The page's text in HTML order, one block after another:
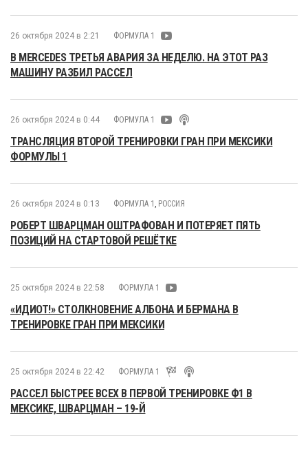
26 октября 2024 в 2:21 ФОРМУЛА 1
В MERCEDES ТРЕТЬЯ АВАРИЯ ЗА НЕДЕЛЮ. НА ЭТОТ РАЗ
МАШИНУ РАЗБИЛ РАССЕЛ
26 октября 2024 в 0:44 ФОРМУЛА 1
ТРАНСЛЯЦИЯ ВТОРОЙ ТРЕНИРОВКИ ГРАН ПРИ МЕКСИКИ
ФОРМУЛЫ 1
26 октября 2024 в 0:13 ФОРМУЛА 1 , РОССИЯ
РОБЕРТ ШВАРЦМАН ОШТРАФОВАН И ПОТЕРЯЕТ ПЯТЬ
ПОЗИЦИЙ НА СТАРТОВОЙ РЕШЁТКЕ
25 октября 2024 в 22:58 ФОРМУЛА 1
«ИДИОТ!» СТОЛКНОВЕНИЕ АЛБОНА И БЕРМАНА В
ТРЕНИРОВКЕ ГРАН ПРИ МЕКСИКИ
25 октября 2024 в 22:42 ФОРМУЛА 1
РАССЕЛ БЫСТРЕЕ ВСЕХ В ПЕРВОЙ ТРЕНИРОВКЕ Ф1 В
МЕКСИКЕ, ШВАРЦМАН – 19-Й